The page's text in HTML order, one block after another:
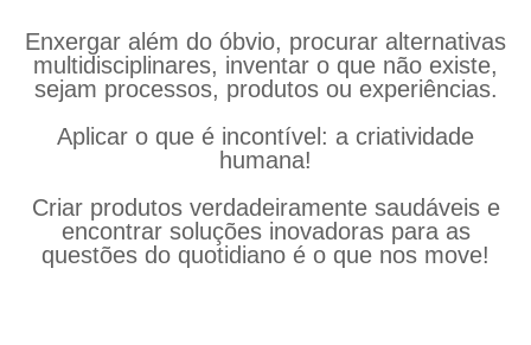
Enxergar além do óbvio, procurar alternativas
multidisciplinares, inventar o que não existe,
sejam processos, produtos ou experiências.
Aplicar o que é incontível: a criatividade
humana!
Criar produtos verdadeiramente saudáveis e
encontrar soluções inovadoras para as
questões do quotidiano é o que nos move!